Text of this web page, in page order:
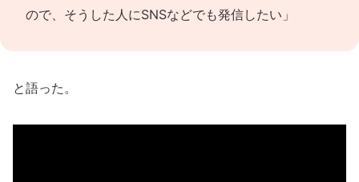
ので、そうした人にSNSなどでも発信したい」
と語った。